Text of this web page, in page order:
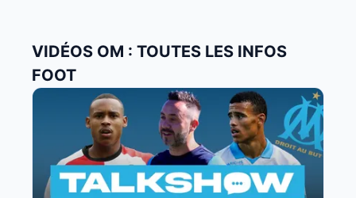
VIDÉOS OM : TOUTES LES INFOS
FOOT